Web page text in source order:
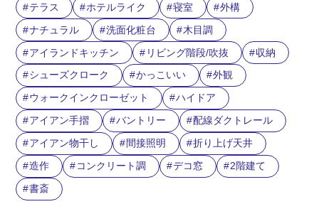
テラス
ホテルライク 寝室
外構
ナチュラル
洗面化粧台
木目調
アイランドキッチン
リビング階段/吹抜
収納
シューズクローク
かっこいい
外観
ウォークインクローゼット
ハイドア
アイアン手摺
バントリー
配線ダクトレール
アイアン物干し
間接照明
折り上げ天井
造作
コンクリート調 デコ窓
2階建て
書斎